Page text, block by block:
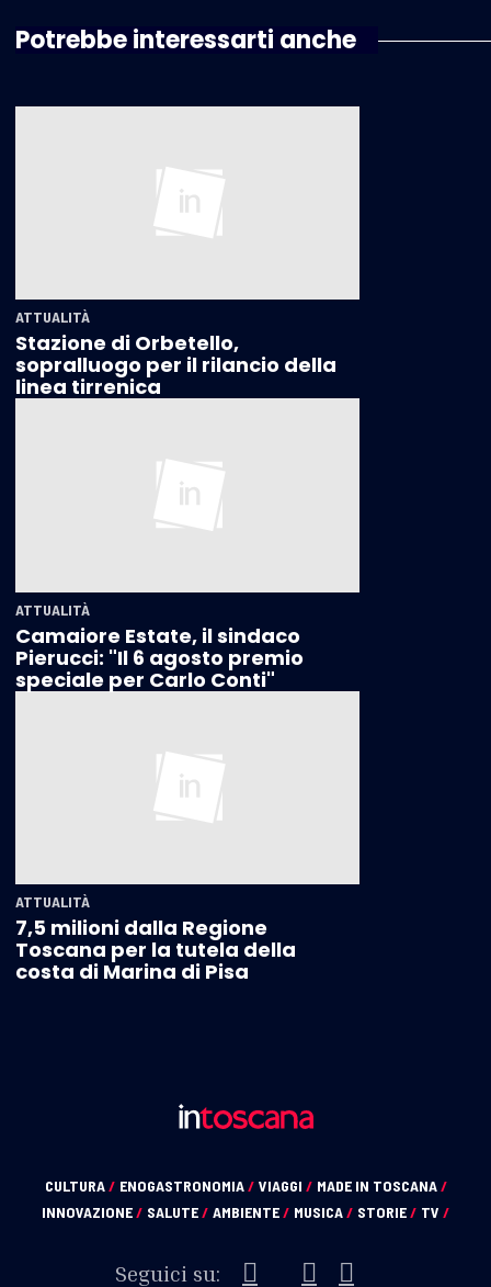
Potrebbe interessarti anche
ATTUALITÀ
Stazione di Orbetello,
sopralluogo per il rilancio della
linea tirrenica
ATTUALITÀ
Camaiore Estate, il sindaco
Pierucci: "Il 6 agosto premio
speciale per Carlo Conti"
ATTUALITÀ
7,5 milioni dalla Regione
Toscana per la tutela della
costa di Marina di Pisa
CULTURA/ ENOGASTRONOMIA/ VIAGGI / MADE IN TOSCANA/
INNOVAZIONE/ SALUTE/ AMBIENTE/ MUSICA/ STORIE/ TV /
Seguici su: